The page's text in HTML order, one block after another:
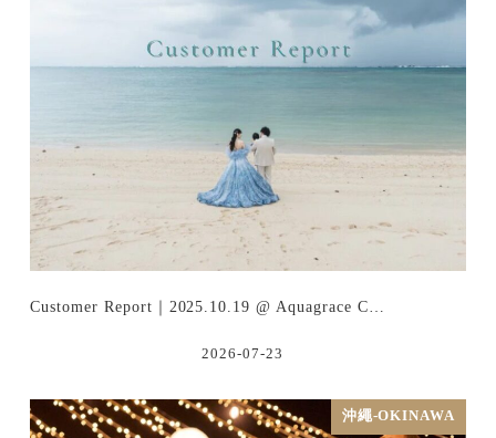
Customer Report｜2025.10.19 @ Aquagrace C…
2026-07-23
沖繩-OKINAWA